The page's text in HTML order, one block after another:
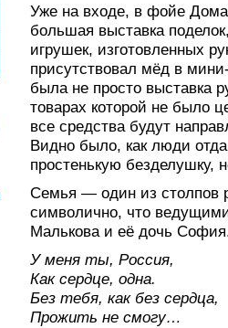
Уже на входе, в фойе Дома
большая выставка
игрушек, изготовленных
присутствовал мёд в
была не просто выставка
товарах которой не было
все средства будут
Видно было, как люди
простенькую безделушку,
Семья — один из столпов
символично, что
Малькова и её дочь
У меня ты, Россия,
Как сердце, одна.
Без тебя, как без сердца,
Прожить не смогу…